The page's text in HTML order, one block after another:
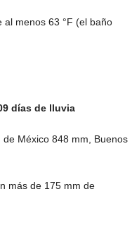
al menos 63 °F (el baño
días de lluvia
de México 848 mm , Buenos
más de 175 mm de